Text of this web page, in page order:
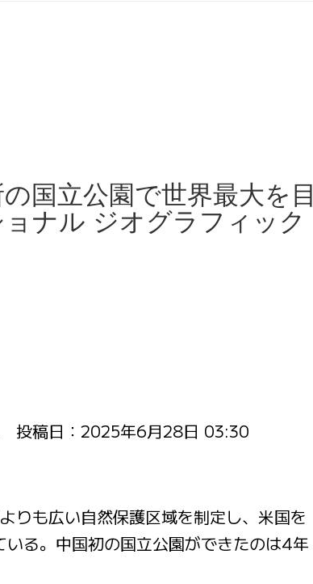
国立公園で世界最大を目
ナル ジオグラフィック
投稿日： 2025年6月28日 03:30
りも広い自然保護区域を制定し、米国を
る。中国初の国立公園ができたのは4年